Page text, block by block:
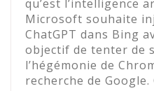
qu’est l’intelligence
Microsoft souhaite
ChatGPT dans Bing
objectif de tenter de
l’hégémonie de
recherche de Google.